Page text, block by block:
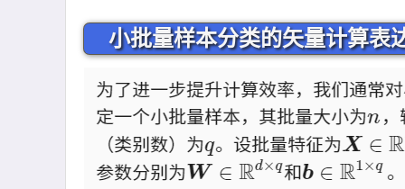
小批量样本分类的矢量计算表